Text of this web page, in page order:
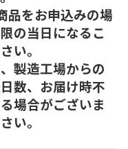
品をお申込みの場
の当日になるこ
い。
製造工場からの
数、お届け時不
場合がございま
い。